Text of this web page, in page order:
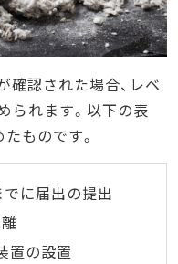
確認された場合、レベ
られます。以下の表
ものです。
に届出の提出
置の設置